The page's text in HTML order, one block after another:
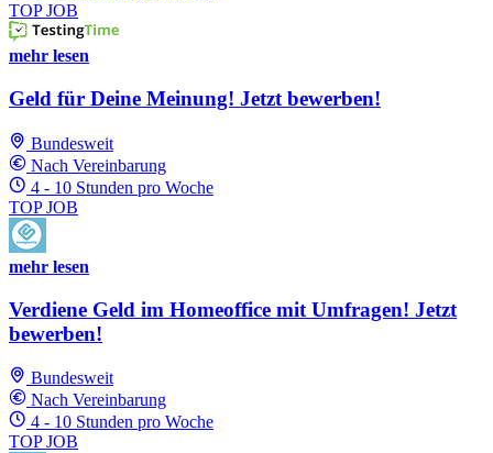
TOP JOB
mehr lesen
Geld für Deine Meinung! Jetzt bewerben!
Bundesweit
Nach Vereinbarung
4 - 10 Stunden pro Woche
TOP JOB
mehr lesen
Verdiene Geld im Homeoffice mit Umfragen! Jetzt
bewerben!
Bundesweit
Nach Vereinbarung
4 - 10 Stunden pro Woche
TOP JOB